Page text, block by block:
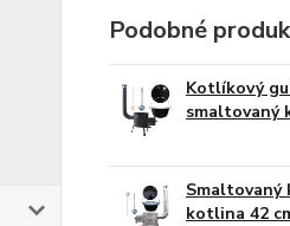
Podobné
Kotlíkový
smaltovaný
Smaltovaný
kotlina 42